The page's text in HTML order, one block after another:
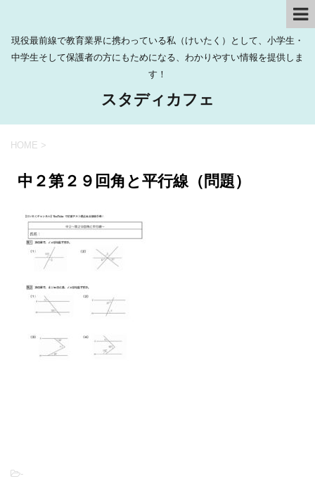
現役最前線で教育業界に携わっている私（けいたく）として、小学生・
中学生そして保護者の方にもためになる、わかりやすい情報を提供しま
す！
スタディカフェ
HOME >
中２第２９回角と平行線（問題）
-